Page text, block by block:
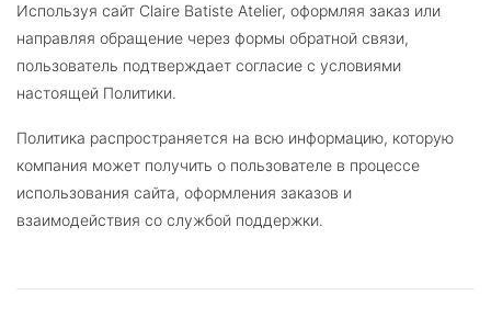
Используя сайт Claire Batiste Atelier, оформляя заказ или
направляя обращение через формы обратной связи,
пользователь подтверждает согласие с условиями
настоящей Политики.
Политика распространяется на всю информацию, которую
компания может получить о пользователе в процессе
использования сайта, оформления заказов и
взаимодействия со службой поддержки.